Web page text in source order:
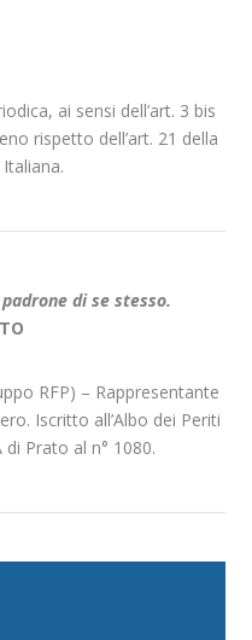
ai sensi dell’art. 3 bis
rispetto dell’art. 21 della
di se stesso.
RFP) – Rappresentante
Iscritto all’Albo dei Periti
di Prato al n° 1080.